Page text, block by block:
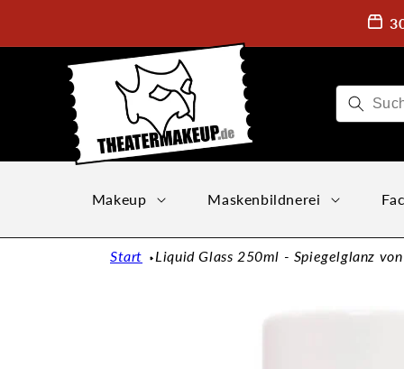
Makeup Maskenbildnerei
Start Liquid Glass 250ml - Spiegelglanz